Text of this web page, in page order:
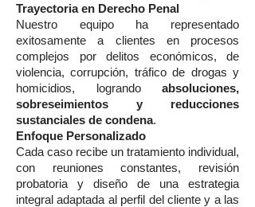
Trayectoria en Derecho Penal
Nuestro equipo ha representado
exitosamente a clientes en procesos
complejos por delitos económicos, de
violencia, corrupción, tráfico de drogas y
homicidios, logrando absoluciones,
sobreseimientos y reducciones
sustanciales de condena.
Enfoque Personalizado
Cada caso recibe un tratamiento individual,
con reuniones constantes, revisión
probatoria y diseño de una estrategia
integral adaptada al perfil del cliente y a las